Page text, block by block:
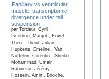
Papillary vs ventricular
muscle: transcriptomic
divergence under tail
suspension
par Tordeur, Cyril ,
Issertine, Margot , Fovet,
Theo , Theuil, Julian ,
Hupkens, Emeline , Van
Nuffelen, Corentin , Sheikh
Mohammad, Umair ,
Rabineau, Jérémy ,
Hossein, Amin , Brioche,